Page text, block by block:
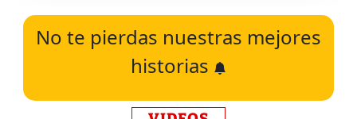
No te pierdas nuestras mejores
historias